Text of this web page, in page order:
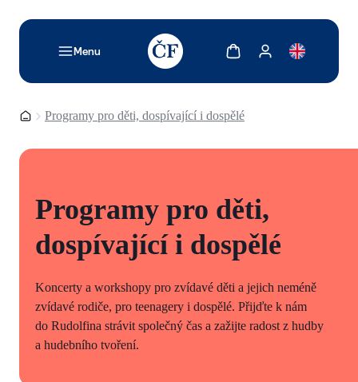
Menu
TODO: Add description for reader
Zobrazit košíkZobrazit můj účet
Domovská stránka
Programy pro děti, dospívající i dospělé
Programy pro děti,
dospívající i dospělé
Koncerty a workshopy pro zvídavé děti a jejich neméně
zvídavé rodiče, pro teenagery i dospělé. Přijďte k nám
do Rudolfina strávit společný čas a zažijte radost z hudby
a hudebního tvoření.